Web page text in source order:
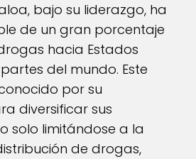
bajo su liderazgo, ha
de un gran porcentaje
hacia Estados
del mundo. Este
por su
diversificar sus
solo limitándose a la
de drogas,